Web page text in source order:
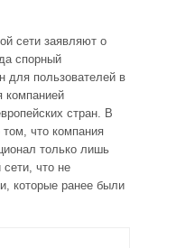
сети заявляют о
спорный
для пользователей в
компанией
стран. В
что компания
только лишь
что не
которые ранее были